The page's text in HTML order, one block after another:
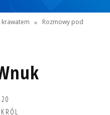
»
Rozmowy pod